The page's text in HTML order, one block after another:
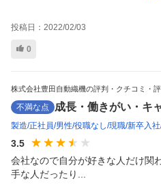
投稿日： 2022/02/03
0
株式会社豊田自動織機の評判・クチコミ・
不満な点 成長・働きがい・キ
製造 正社員 男性 役職なし 現職 新卒入社
3.5
会社なので自分が好きな人だけ関
手な人だったり...